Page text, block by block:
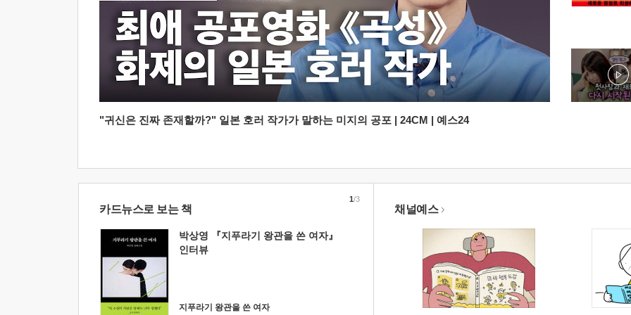
"귀신은 진짜 존재할까?" 일본 호러 작가가 말하는 미지의 공포 | 24CM | 예스24
카드뉴스로 보는 책
박상영 『지푸라기 왕관을 쓴 여자』
인터뷰
지푸라기 왕관을 쓴 여자
1/3
채널예스